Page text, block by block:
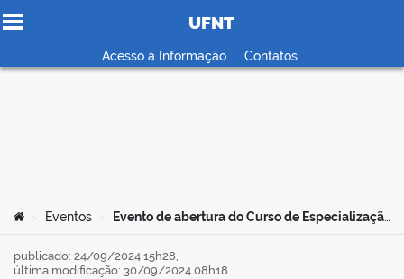
Ir para o conteúdo
UFNT
Acesso à Informação Contatos
Você está aqui:
Eventos Evento de abertura do Curso de Especialização em Educação do Campo – CEHS/UFNT/Tocantinópolis
publicado: 24/09/2024 15h28,
última modificação: 30/09/2024 08h18